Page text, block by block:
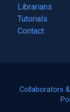
Librarians
Tutorials
Contact
Collaborators